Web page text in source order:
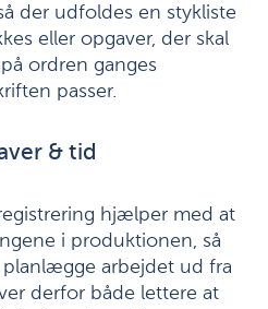
der udfoldes en stykliste
eller opgaver, der skal
ordren ganges
passer.
& tid
hjælper med at
i produktionen, så
arbejdet ud fra
derfor både lettere at